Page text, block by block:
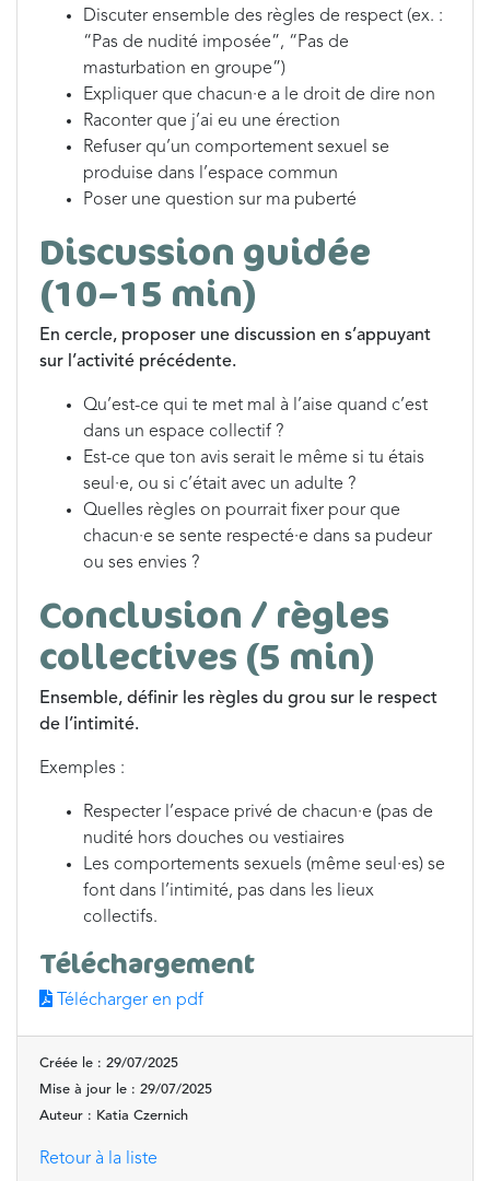
Discuter ensemble des règles de respect (ex. :
“Pas de nudité imposée”, “Pas de
masturbation en groupe”)
Expliquer que chacun·e a le droit de dire non
Raconter que j’ai eu une érection
Refuser qu’un comportement sexuel se
produise dans l’espace commun
Poser une question sur ma puberté
Discussion guidée
(10–15 min)
En cercle, proposer une discussion en s’appuyant
sur l’activité précédente.
Qu’est-ce qui te met mal à l’aise quand c’est
dans un espace collectif ?
Est-ce que ton avis serait le même si tu étais
seul·e, ou si c’était avec un adulte ?
Quelles règles on pourrait fixer pour que
chacun·e se sente respecté·e dans sa pudeur
ou ses envies ?
Conclusion / règles
collectives (5 min)
Ensemble, définir les règles du grou sur le respect
de l’intimité.
Exemples :
Respecter l’espace privé de chacun·e (pas de
nudité hors douches ou vestiaires
Les comportements sexuels (même seul·es) se
font dans l’intimité, pas dans les lieux
collectifs.
Téléchargement
Télécharger en pdf
Créée le : 29/07/2025
Mise à jour le : 29/07/2025
Auteur : Katia Czernich
Retour à la liste